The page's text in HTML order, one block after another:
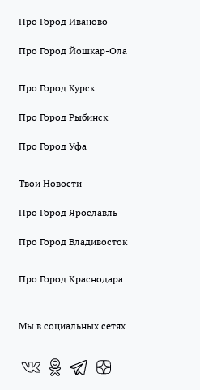
Про Город Иваново
Про Город Йошкар-Ола
Про Город Курск
Про Город Рыбинск
Про Город Уфа
Твои Новости
Про Город Ярославль
Про Город Владивосток
Про Город Краснодара
Мы в социальных сетях